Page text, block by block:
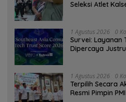
Seleksi Atlet
1 Agustus 2026 0
Survei: Layanan
Dipercaya
1 Agustus 2026 0
‎Terpilih Secara
Resmi Pimpin